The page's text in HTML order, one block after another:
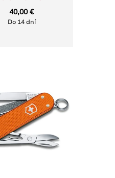
40,00 €
Do 14 dní